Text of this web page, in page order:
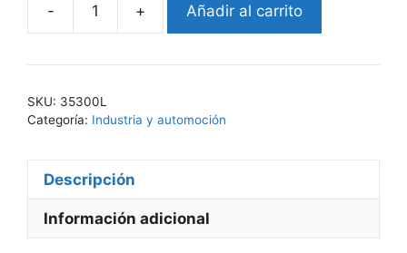
-
EKO-
353
+ Añadir al carrito
SKU: 35300L
Categoría: Industria y automoción
Descripción
Información adicional